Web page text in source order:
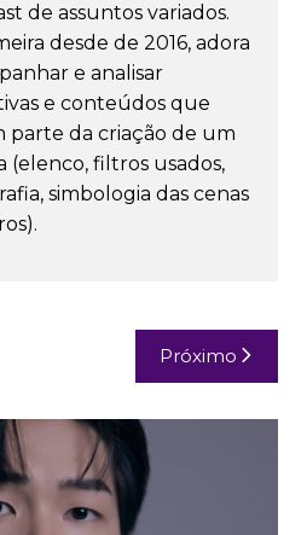
de assuntos variados.
desde de 2016, adora
e analisar
e conteúdos que
parte da criação de um
(elenco, filtros usados,
simbologia das cenas
Próximo